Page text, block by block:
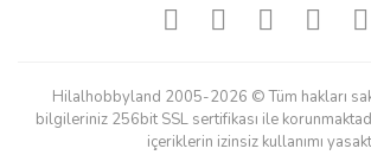
Hilalhobbyland 2005-2026 © Tüm hakları
bilgileriniz 256bit SSL sertifikası ile
içeriklerin izinsiz kullanımı